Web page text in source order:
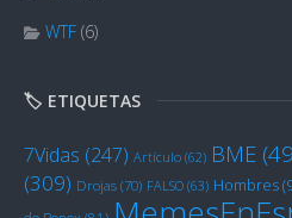
WTF (6)
🏷️ ETIQUETAS
7Vidas (247) Artículo (62) BME
(309) Drojas (70) FALSO (63) Hombres